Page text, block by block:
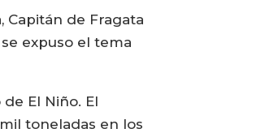
Capitán de Fragata
expuso el tema
El Niño. El
toneladas en los